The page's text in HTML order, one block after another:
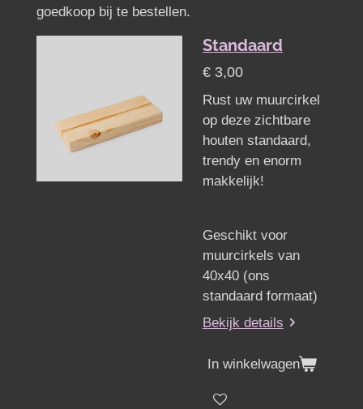
goedkoop bij te bestellen.
Standaard
€ 3,00
Rust uw muurcirkel
op deze zichtbare
houten standaard,
trendy en enorm
makkelijk!
Geschikt voor
muurcirkels van
40x40 (ons
standaard formaat)
Bekijk details
In winkelwagen